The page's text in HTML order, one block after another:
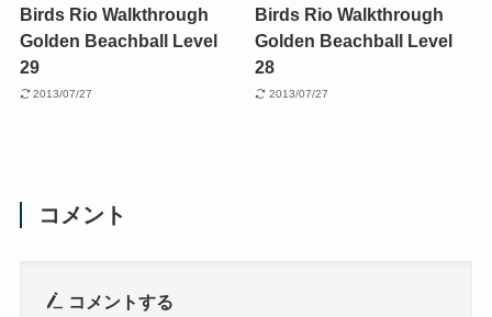
Birds Rio Walkthrough
Golden Beachball Level
29
2013/07/27
Birds Rio Walkthrough
Golden Beachball Level
28
2013/07/27
コメント
コメントする